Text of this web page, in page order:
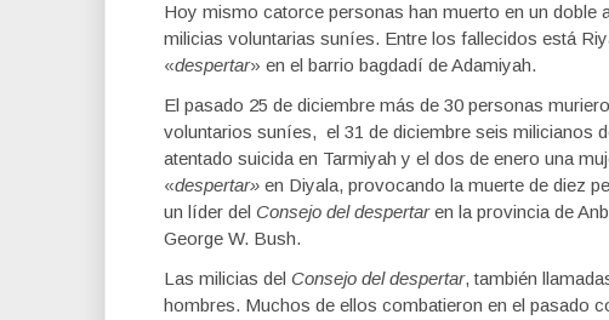
Hoy mismo catorce personas han muerto en un doble
milicias voluntarias suníes. Entre los fallecidos está
«despertar» en el barrio bagdadí de Adamiyah.
El pasado 25 de diciembre más de 30 personas
voluntarios suníes, el 31 de diciembre seis milicianos
atentado suicida en Tarmiyah y el dos de enero una
«despertar» en Diyala, provocando la muerte de diez
un líder del Consejo del despertaren la provincia de
George W. Bush.
Las milicias del Consejo del despertar, también
hombres. Muchos de ellos combatieron en el pasado